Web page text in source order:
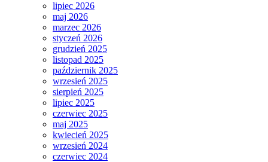
lipiec 2026
maj 2026
marzec 2026
styczeń 2026
grudzień 2025
listopad 2025
październik 2025
wrzesień 2025
sierpień 2025
lipiec 2025
czerwiec 2025
maj 2025
kwiecień 2025
wrzesień 2024
czerwiec 2024